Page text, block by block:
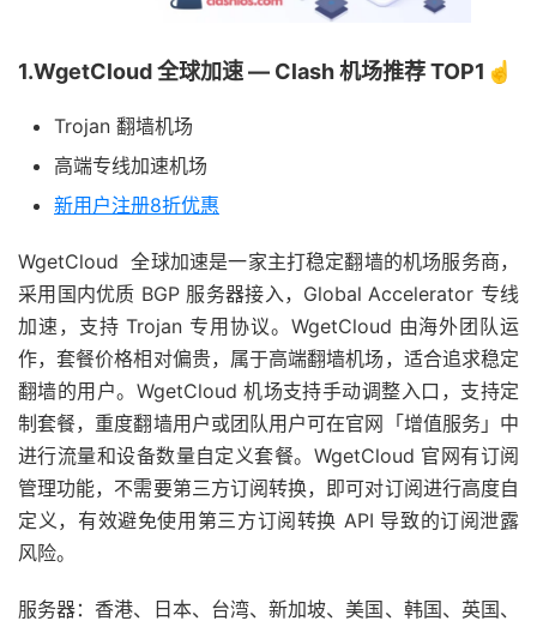
1.WgetCloud 全球加速 — Clash 机场推荐 TOP1☝️
Trojan 翻墙机场
高端专线加速机场
新用户注册8折优惠
WgetCloud 全球加速是一家主打稳定翻墙的机场服务商，
采用国内优质 BGP 服务器接入，Global Accelerator 专线
加速，支持 Trojan 专用协议。WgetCloud 由海外团队运
作，套餐价格相对偏贵，属于高端翻墙机场，适合追求稳定
翻墙的用户。WgetCloud 机场支持手动调整入口，支持定
制套餐，重度翻墙用户或团队用户可在官网「增值服务」中
进行流量和设备数量自定义套餐。WgetCloud 官网有订阅
管理功能，不需要第三方订阅转换，即可对订阅进行高度自
定义，有效避免使用第三方订阅转换 API 导致的订阅泄露
风险。
服务器：香港、日本、台湾、新加坡、美国、韩国、英国、